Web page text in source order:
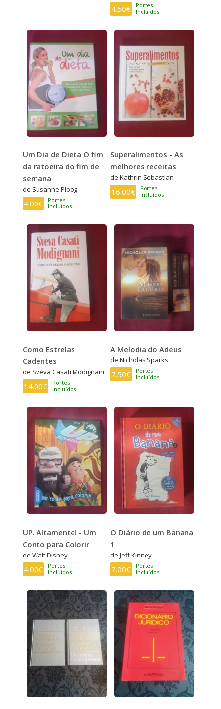
4.50€
Portes
Incluídos
Um Dia de Dieta O fim
da ratoeira do fim de
semana
de Susanne Ploog
4.00€
Portes
Incluídos
Superalimentos - As
melhores receitas
de Kathrin Sebastian
16.00€
Portes
Incluídos
Como Estrelas
Cadentes
de Sveva Casati Modignani
14.00€
Portes
Incluídos
A Melodia do Adeus
de Nicholas Sparks
7.50€
Portes
Incluídos
UP. Altamente! - Um
Conto para Colorir
de Walt Disney
4.00€
Portes
Incluídos
O Diário de um Banana
1
de Jeff Kinney
7.00€
Portes
Incluídos